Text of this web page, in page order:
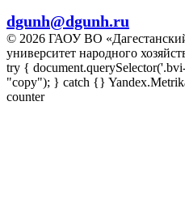
dgunh@dgunh.ru
© 2026 ГАОУ ВО
университет народного
try {
"copy"); } catch {}
counter